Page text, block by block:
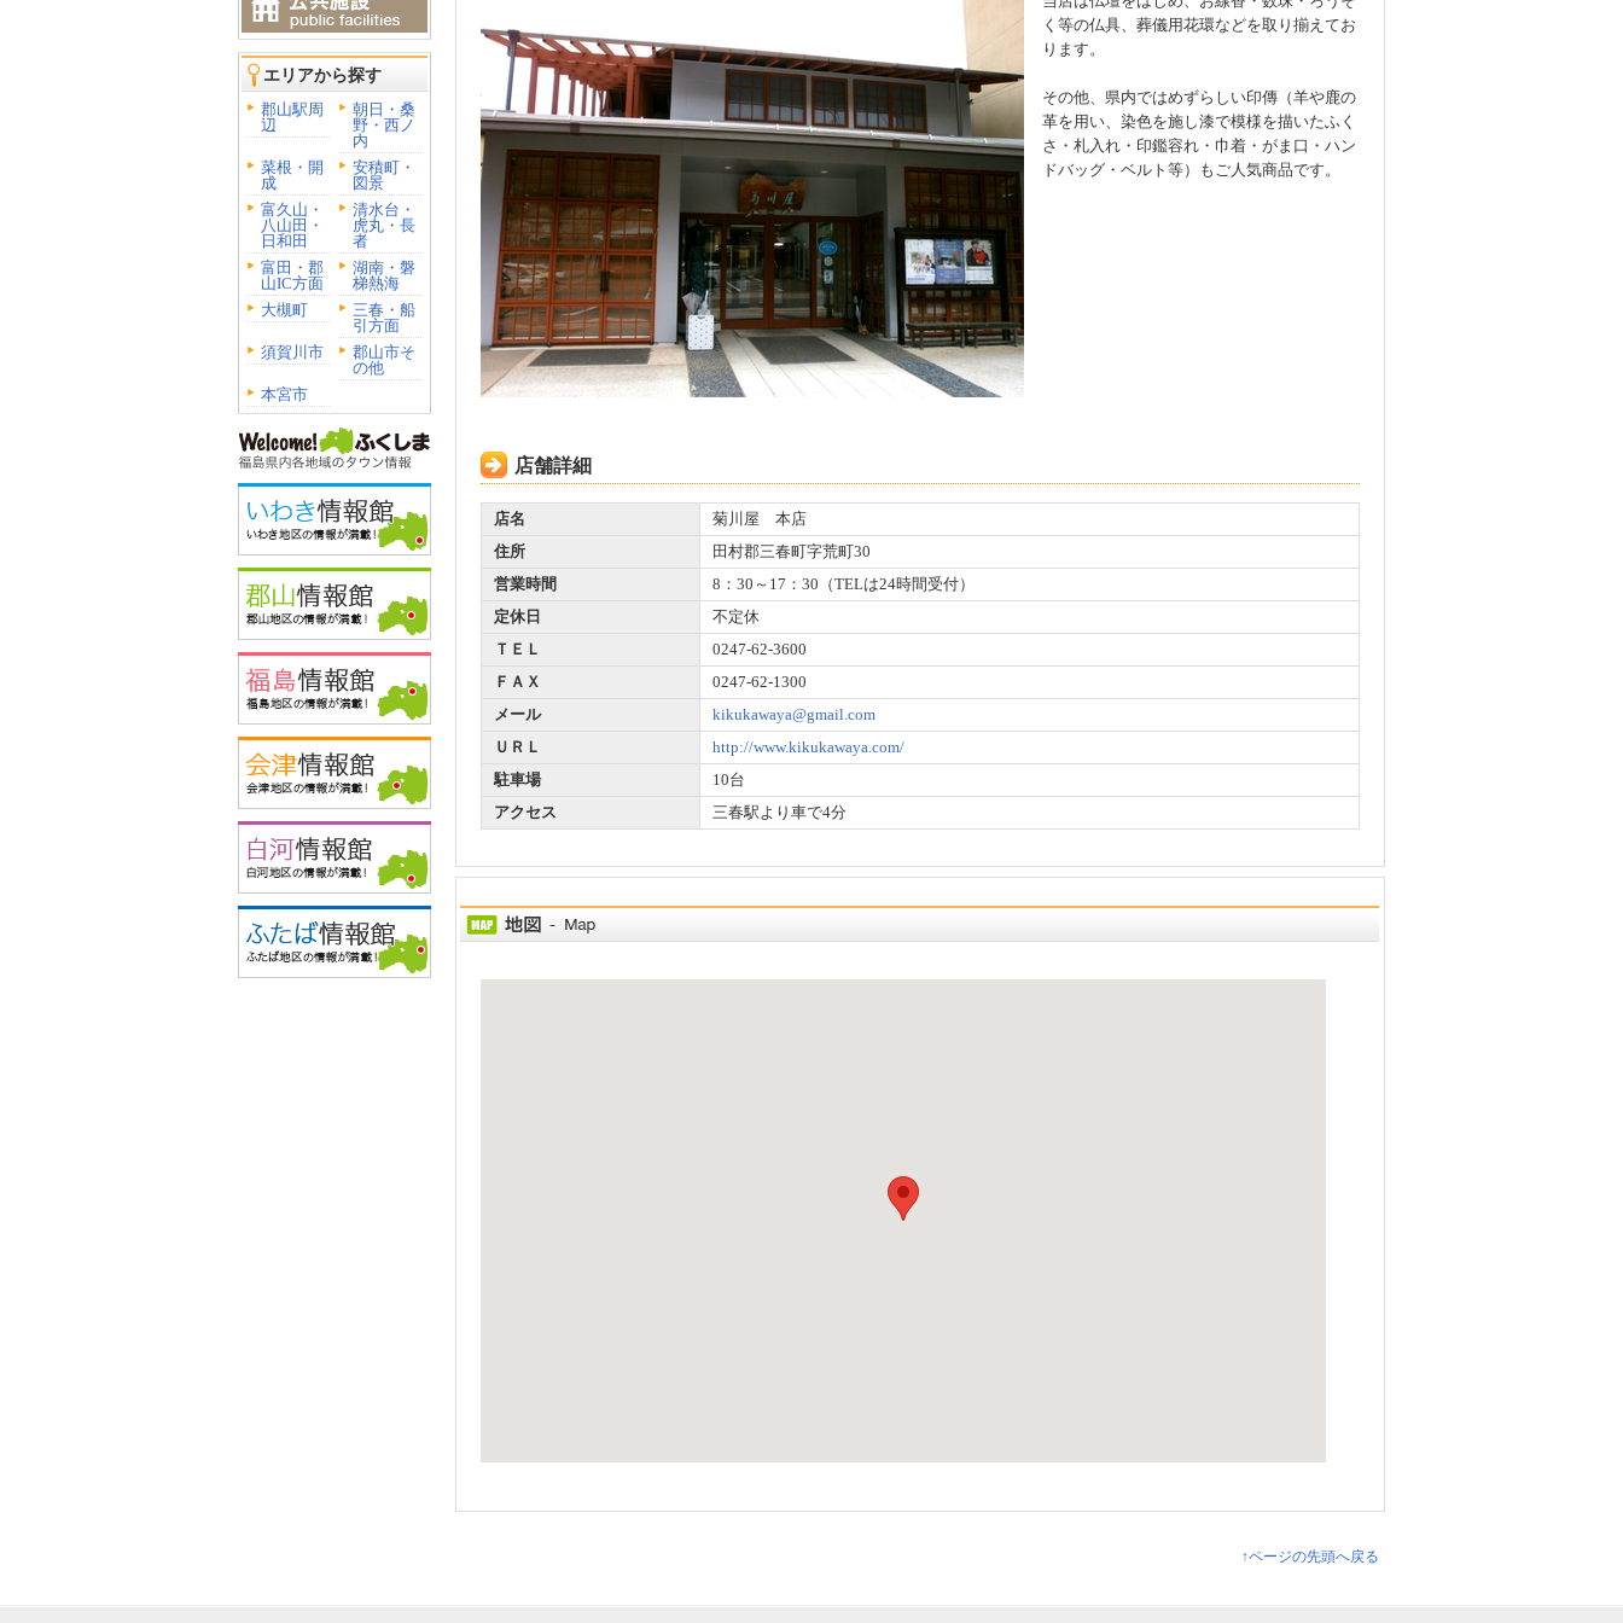
エリアから探す
郡山駅周
辺
朝日・桑
野・西ノ
内
菜根・開
成
安積町・
図景
富久山・
八山田・
日和田
清水台・
虎丸・長
者
富田・郡
山IC方面
湖南・磐
梯熱海
大槻町
三春・船
引方面
須賀川市
郡山市そ
の他
本宮市
く等の仏具、葬儀用花環などを取り揃えてお
ります。
その他、県内ではめずらしい印傳（羊や鹿の
革を用い、染色を施し漆で模様を描いたふく
さ・札入れ・印鑑容れ・巾着・がま口・ハン
ドバッグ・ベルト等）もご人気商品です。
店舗詳細
店名
菊川屋 本店
住所
田村郡三春町字荒町30
営業時間
8：30～17：30（TELは24時間受付）
定休日
不定休
ＴＥＬ
0247-62-3600
ＦＡＸ
0247-62-1300
メール
kikukawaya@gmail.com
ＵＲＬ
http://www.kikukawaya.com/
駐車場
10台
アクセス
三春駅より車で4分
↑ページの先頭へ戻る